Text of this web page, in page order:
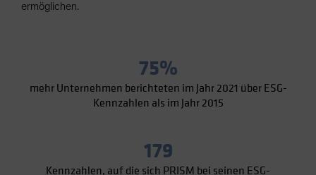
US (Non-US Citizens/NRC)
ermöglichen.
75%
mehr Unternehmen berichteten im Jahr 2021 über ESG-
Kennzahlen als im Jahr 2015
179
Kennzahlen, auf die sich PRISM bei seinen ESG-